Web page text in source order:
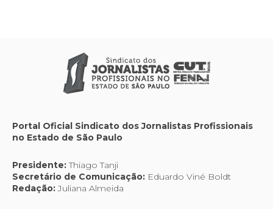
Portal Oficial Sindicato dos Jornalistas Profissionais
no Estado de São Paulo
Presidente:Thiago Tanji
Secretário de Comunicação: Eduardo Viné Boldt
Redação:Juliana Almeida